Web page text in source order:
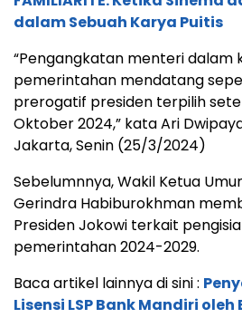
dalam Sebuah Karya Puitis
“Pengangkatan menteri dalam
pemerintahan mendatang
prerogatif presiden terpilih
Oktober 2024,” kata Ari
Jakarta, Senin (25/3/2024)
Sebelumnnya, Wakil Ketua
Gerindra Habiburokhman
Presiden Jokowi terkait
pemerintahan 2024-2029.
Baca artikel lainnya di sini :
Lisensi LSP Bank Mandiri oleh